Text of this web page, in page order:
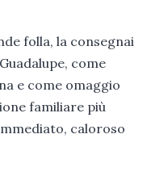
folla, la consegnai
come
e come omaggio
familiare più
caloroso